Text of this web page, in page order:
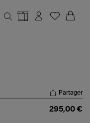
Partager
295,00 €